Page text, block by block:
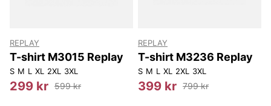
REPLAY
T-shirt M3015 Replay
S M L XL 2XL 3XL
299 kr 599 kr
REPLAY
T-shirt M3236 Replay
S M L XL 2XL 3XL
399 kr 799 kr